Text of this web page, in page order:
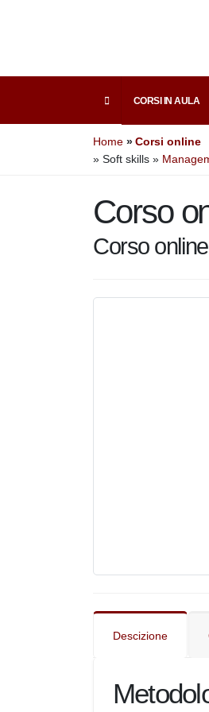
CORSI IN AULA
Home
Corsi online
» Soft skills »
Corso
Corso
Descizione